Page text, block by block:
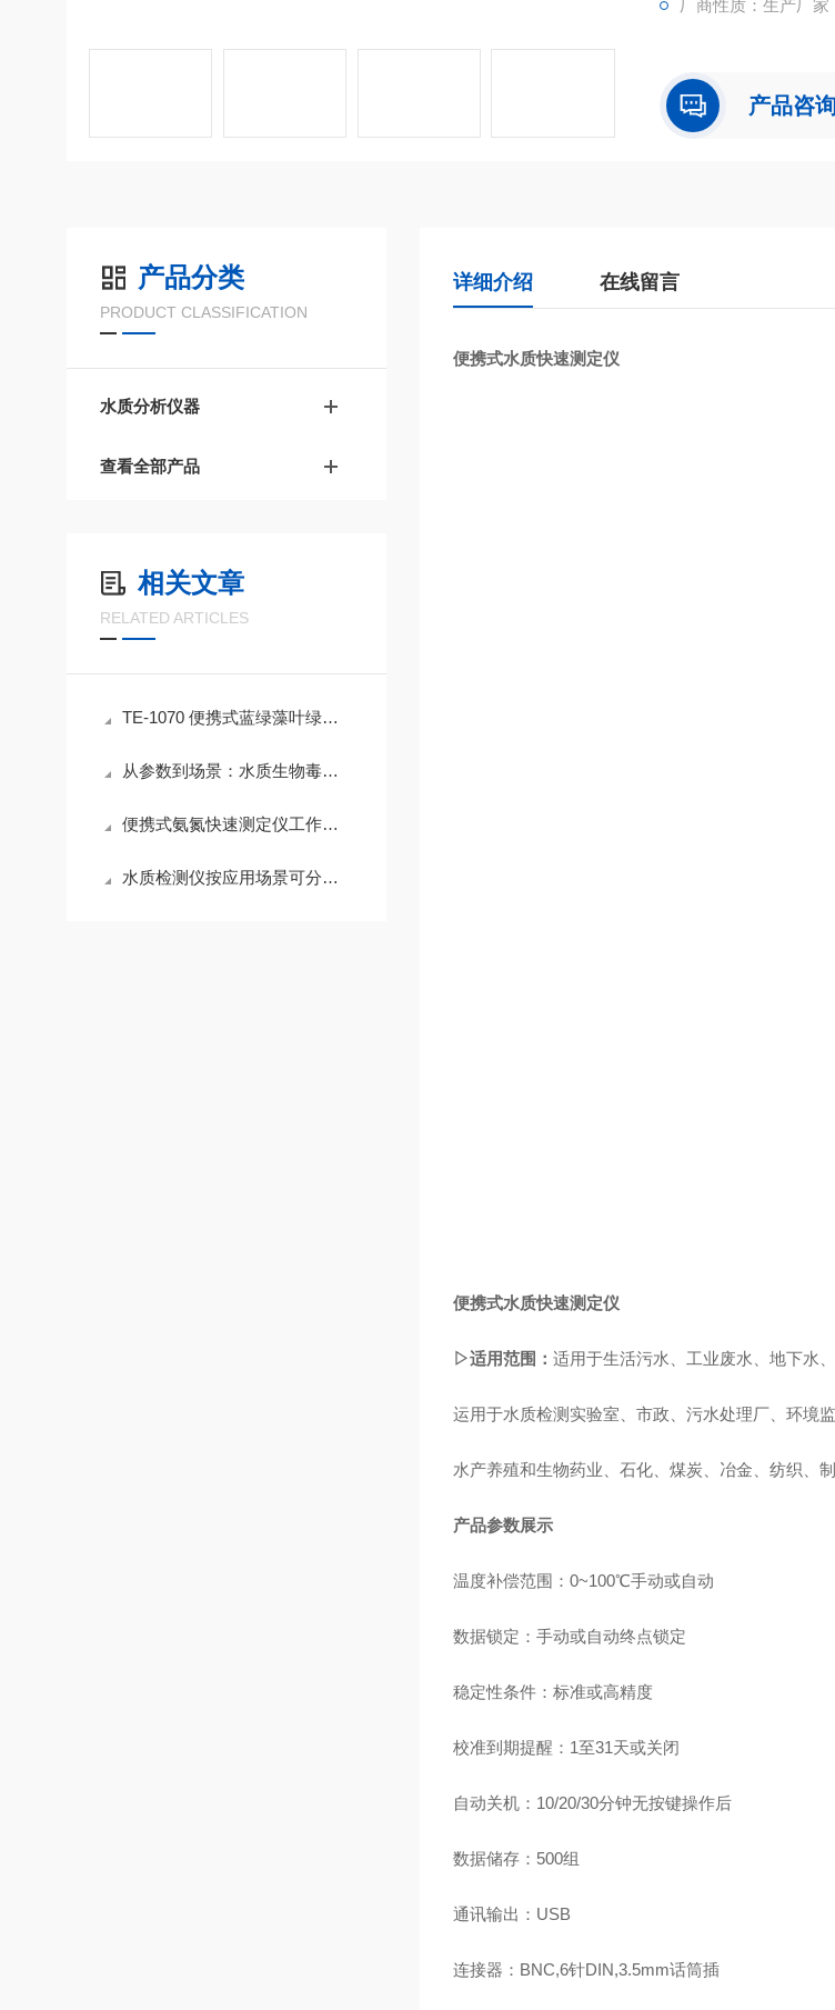
厂商性质：生产厂家
产品咨询
产品分类
PRODUCT CLASSIFICATION
水质分析仪器
查看全部产品
相关文章
RELATED ARTICLES
TE-1070 便携式蓝绿藻叶绿素测定仪产品优势
从参数到场景：水质生物毒性检测仪科学采购指南
便携式氨氮快速测定仪工作原理：简单看懂检测全过程
水质检测仪按应用场景可分为哪几类（如实验室用、便携式、在线式）？
详细介绍 在线留言
便携式水质快速测定仪
便携式水质快速测定仪
▷适用范围： 适用于生活污水、工业废水、地下水
运用于水质检测实验室、市政、污水处理厂、环境
水产养殖和生物药业、石化、煤炭、冶金、纺织、
产品参数展示
温度补偿范围：0~100℃手动或自动
数据锁定：手动或自动终点锁定
稳定性条件：标准或高精度
校准到期提醒：1至31天或关闭
自动关机：10/20/30分钟无按键操作后
数据储存：500组
通讯输出：USB
连接器：BNC,6针DIN,3.5mm话筒插